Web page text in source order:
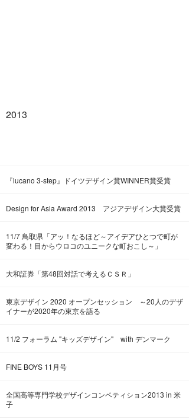
2013
『lucano 3-step』ドイツデザイン賞WINNER賞受賞
Design for Asia Award 2013 アジアデザイン大賞受賞
11/7 鳥取県「アッ！なるほど～アイデアひとつで町が
変わる！目からウロコのユニークな町おこし～」
大和証券「第48回対話で考えるＣＳＲ」
東京デザイン 2020 オープンセッション ～20人のデザ
イナーが2020年の東京を語る
11/2 フォーラム "キッズデザイン" with デンマーク
FINE BOYS 11月号
全国高等専門学校デザインコンペティション2013 in 米
子